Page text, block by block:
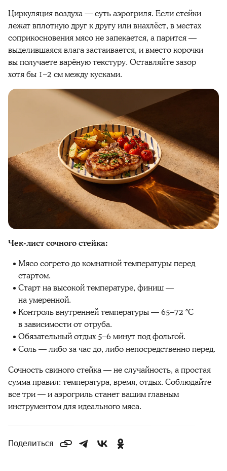
Циркуляция воздуха — суть аэрогриля. Если стейки
лежат вплотную друг к другу или внахлёст, в местах
соприкосновения мясо не запекается, а парится —
выделившаяся влага застаивается, и вместо корочки
вы получаете варёную текстуру. Оставляйте зазор
хотя бы 1–2 см между кусками.
Чек-лист сочного стейка:
Мясо согрето до комнатной температуры перед
стартом.
Старт на высокой температуре, финиш —
на умеренной.
Контроль внутренней температуры — 65–72 °C
в зависимости от отруба.
Обязательный отдых 5–6 минут под фольгой.
Соль — либо за час до, либо непосредственно перед.
Сочность свиного стейка — не случайность, а простая
сумма правил: температура, время, отдых. Соблюдайте
все три — и аэрогриль станет вашим главным
инструментом для идеального мяса.
Поделиться